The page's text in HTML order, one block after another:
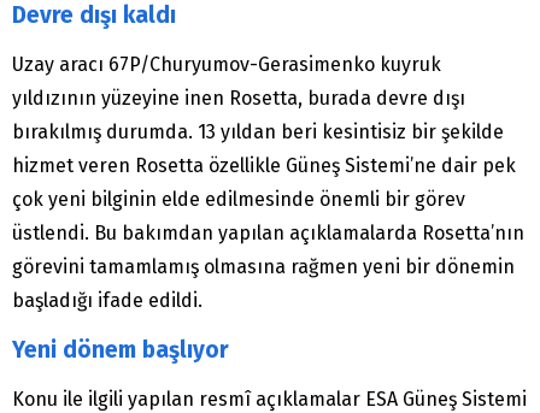
Devre dışı kaldı
Uzay aracı 67P/Churyumov-Gerasimenko kuyruk
yıldızının yüzeyine inen Rosetta, burada devre dışı
bırakılmış durumda. 13 yıldan beri kesintisiz bir şekilde
hizmet veren Rosetta özellikle Güneş Sistemi’ne dair pek
çok yeni bilginin elde edilmesinde önemli bir görev
üstlendi. Bu bakımdan yapılan açıklamalarda Rosetta’nın
görevini tamamlamış olmasına rağmen yeni bir dönemin
başladığı ifade edildi.
Yeni dönem başlıyor
Konu ile ilgili yapılan resmî açıklamalar ESA Güneş Sistemi